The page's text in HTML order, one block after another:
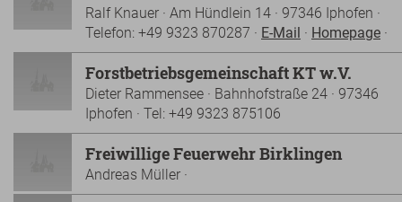
Ralf Knauer · Am Hündlein 14 · 97346 Iphofen ·
Telefon: +49 9323 870287 · E-Mail · Homepage ·
Forstbetriebsgemeinschaft KT w.V.
Dieter Rammensee · Bahnhofstraße 24 · 97346
Iphofen · Tel: +49 9323 875106
Freiwillige Feuerwehr Birklingen
Andreas Müller ·